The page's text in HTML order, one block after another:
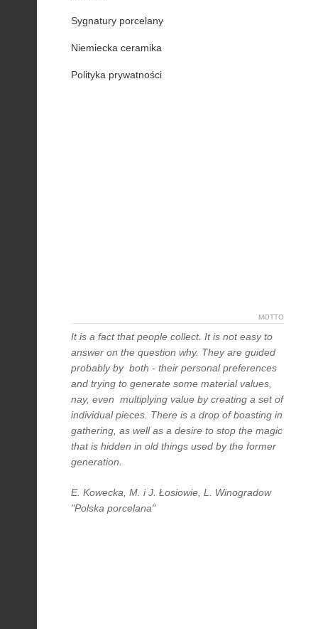
Sygnatury porcelany
Niemiecka ceramika
Polityka prywatności
MOTTO
It is a fact that people collect. It is not easy to
answer on the question why. They are guided
probably by both - their personal preferences
and trying to generate some material values,
nay, even multiplying value by creating a set of
individual pieces. There is a drop of boasting in
gathering, as well as a desire to stop the magic
that is hidden in old things used by the former
generation.
E. Kowecka, M. i J. Łosiowie, L. Winogradow
"Polska porcelana"